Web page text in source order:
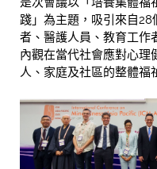
踐」為主題，吸引來自
者、醫護人員、教育工作
內觀在當代社會應對心理
人、家庭及社區的整體福